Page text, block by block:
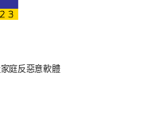
庭反惡意軟體